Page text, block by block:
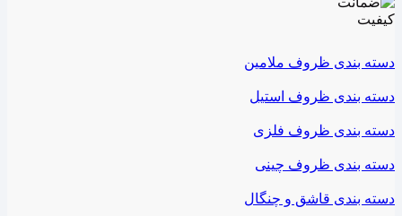
دسته بندی ظروف ملامین
دسته بندی ظروف استیل
دسته بندی ظروف فلزی
دسته بندی ظروف چینی
دسته بندی قاشق و چنگال